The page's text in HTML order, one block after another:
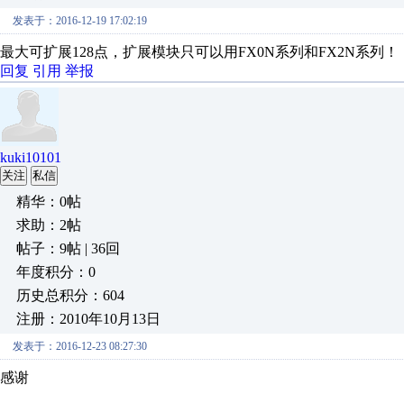
发表于：2016-12-19 17:02:19
最大可扩展128点，扩展模块只可以用FX0N系列和FX2N系列！
回复 引用 举报
kuki10101
关注 私信
精华：0帖
求助：2帖
帖子：9帖 | 36回
年度积分：0
历史总积分：604
注册：2010年10月13日
发表于：2016-12-23 08:27:30
感谢